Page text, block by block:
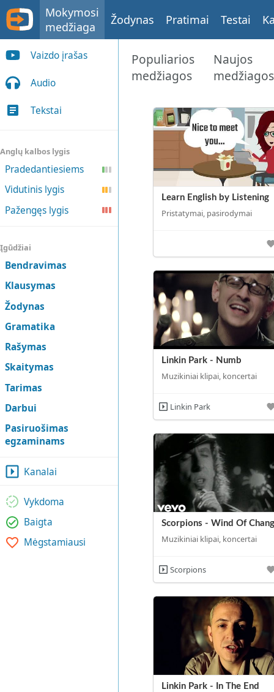
Mokymosi
medžiaga
Žodynas Pratimai Testai
Vaizdo įrašas
Audio
Tekstai
Anglų kalbos lygis
Pradedantiesiems
Vidutinis lygis
Pažengęs lygis
Įgūdžiai
Bendravimas
Klausymas
Žodynas
Gramatika
Rašymas
Skaitymas
Tarimas
Darbui
Pasiruošimas
egzaminams
Kanalai
Vykdoma
Baigta
Mėgstamiausi
Populiarios
medžiagos
Naujos
medžiagos
Learn English by Listening
Pristatymai, pasirodymai
Linkin Park - Numb
Muzikiniai klipai, koncertai
Linkin Park
Scorpions - Wind Of
Muzikiniai klipai, koncertai
Scorpions
Linkin Park - In The End